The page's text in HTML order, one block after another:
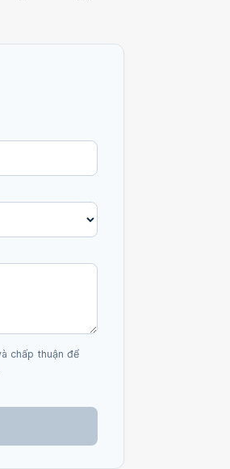
chấp thuận để